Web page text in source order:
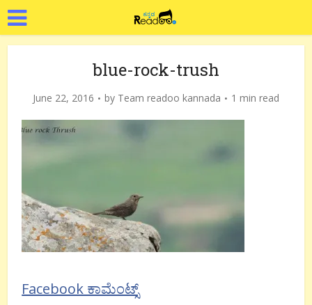
blue-rock-trush
June 22, 2016 by Team readoo kannada 1 min read
Facebook ಕಾಮೆಂಟ್ಸ್